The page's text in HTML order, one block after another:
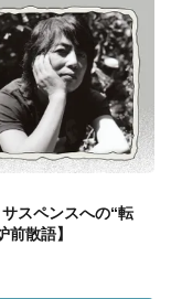
スペンスへの“転
散語】